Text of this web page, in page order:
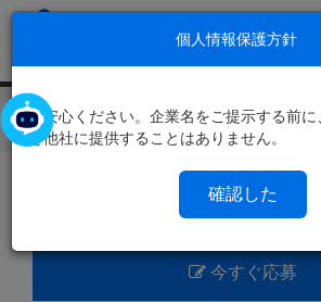
今すぐ応募
個人情報保護方針
ご安心ください。企業名をご提示する前
を他社に提供することはありません。
確認した